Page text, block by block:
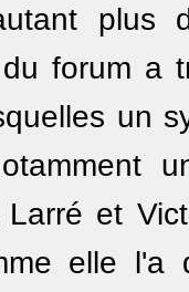
plus
forum a
un
Larré et
elle